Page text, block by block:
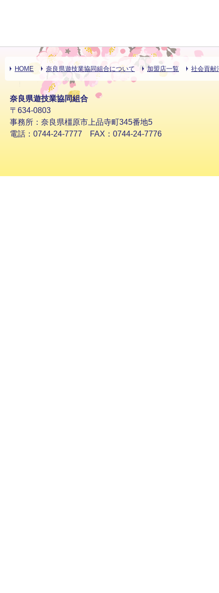
HOME 奈良県遊技業協同組合について 加盟店一覧 社会貢献
奈良県遊技業協同組合
〒634-0803
事務所：奈良県橿原市上品寺町345番地5
電話：0744-24-7777 FAX：0744-24-7776